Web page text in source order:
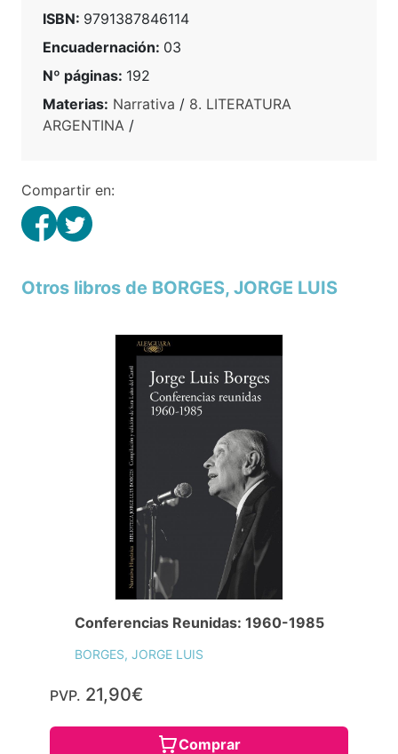
ISBN: 9791387846114
Encuadernación: 03
Nº páginas: 192
Materias: Narrativa / 8. LITERATURA
ARGENTINA /
Compartir en:
Otros libros de BORGES, JORGE LUIS
Conferencias Reunidas: 1960-1985
BORGES, JORGE LUIS
PVP. 21,90€
Comprar